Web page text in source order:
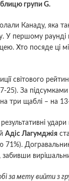
групи G.
Канаду, яка
У першому
Хто посяде ці
світового
За
три щаблі – на
результативні
Адіс Лагумджія
71%).
за мету вийти з